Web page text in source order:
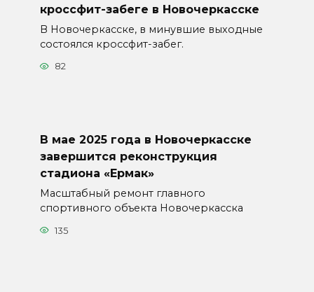
кроссфит-забеге в Новочеркасске
В Новочеркасске, в минувшие выходные
состоялся кроссфит-забег.
82
В мае 2025 года в Новочеркасске
завершится реконструкция
стадиона «Ермак»
Масштабный ремонт главного
спортивного объекта Новочеркасска
135